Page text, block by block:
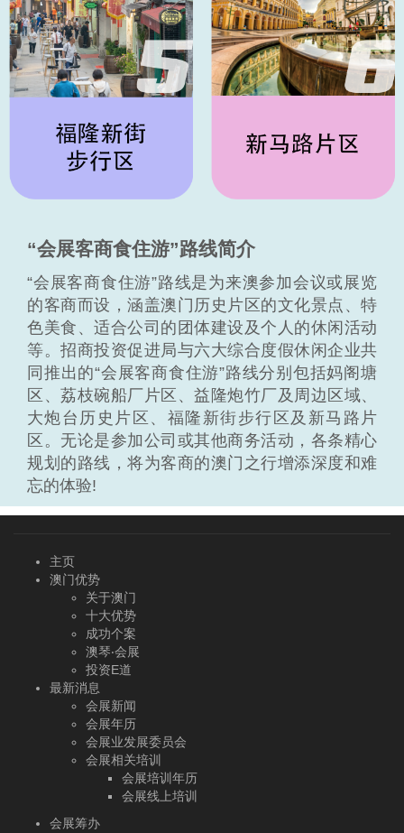
“会展客商食住游”路线简介
“会展客商食住游”路线是为来澳参加会议或展览
的客商而设，涵盖澳门历史片区的文化景点、特
色美食、适合公司的团体建设及个人的休闲活动
等。招商投资促进局与六大综合度假休闲企业共
同推出的“会展客商食住游”路线分别包括妈阁塘
区、荔枝碗船厂片区、益隆炮竹厂及周边区域、
大炮台历史片区、福隆新街步行区及新马路片
区。无论是参加公司或其他商务活动，各条精心
规划的路线，将为客商的澳门之行增添深度和难
忘的体验!
主页
澳门优势
关于澳门
十大优势
成功个案
澳琴‧会展
投资E道
最新消息
会展新闻
会展年历
会展业发展委员会
会展相关培训
会展培训年历
会展线上培训
会展筹办